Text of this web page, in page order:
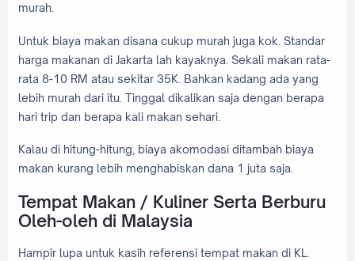
murah.
Untuk biaya makan disana cukup murah juga kok. Standar
harga makanan di Jakarta lah kayaknya. Sekali makan rata-
rata 8-10 RM atau sekitar 35K. Bahkan kadang ada yang
lebih murah dari itu. Tinggal dikalikan saja dengan berapa
hari trip dan berapa kali makan sehari.
Kalau di hitung-hitung, biaya akomodasi ditambah biaya
makan kurang lebih menghabiskan dana 1 juta saja.
Tempat Makan / Kuliner Serta Berburu
Oleh-oleh di Malaysia
Hampir lupa untuk kasih referensi tempat makan di KL.